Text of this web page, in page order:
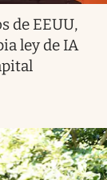
de EEUU,
ley de IA